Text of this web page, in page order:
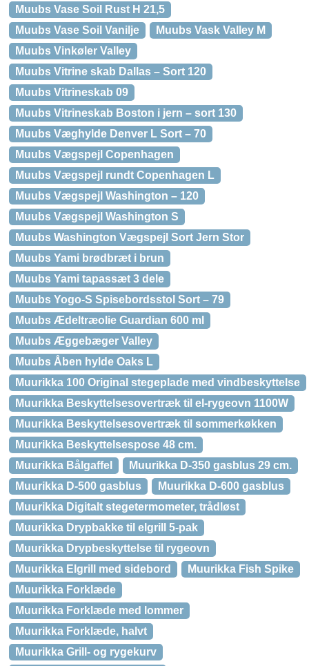
Muubs Vase Soil Rust H 21,5
Muubs Vase Soil Vanilje
Muubs Vask Valley M
Muubs Vinkøler Valley
Muubs Vitrine skab Dallas – Sort 120
Muubs Vitrineskab 09
Muubs Vitrineskab Boston i jern – sort 130
Muubs Væghylde Denver L Sort – 70
Muubs Vægspejl Copenhagen
Muubs Vægspejl rundt Copenhagen L
Muubs Vægspejl Washington – 120
Muubs Vægspejl Washington S
Muubs Washington Vægspejl Sort Jern Stor
Muubs Yami brødbræt i brun
Muubs Yami tapassæt 3 dele
Muubs Yogo-S Spisebordsstol Sort – 79
Muubs Ædeltræolie Guardian 600 ml
Muubs Æggebæger Valley
Muubs Åben hylde Oaks L
Muurikka 100 Original stegeplade med vindbeskyttelse
Muurikka Beskyttelsesovertræk til el-rygeovn 1100W
Muurikka Beskyttelsesovertræk til sommerkøkken
Muurikka Beskyttelsespose 48 cm.
Muurikka Bålgaffel
Muurikka D-350 gasblus 29 cm.
Muurikka D-500 gasblus
Muurikka D-600 gasblus
Muurikka Digitalt stegetermometer, trådløst
Muurikka Drypbakke til elgrill 5-pak
Muurikka Drypbeskyttelse til rygeovn
Muurikka Elgrill med sidebord
Muurikka Fish Spike
Muurikka Forklæde
Muurikka Forklæde med lommer
Muurikka Forklæde, halvt
Muurikka Grill- og rygekurv